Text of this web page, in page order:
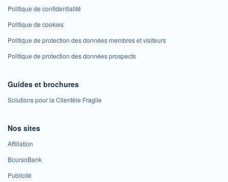
Politique de confidentialité
Politique de cookies
Politique de protection des données membres et visiteurs
Politique de protection des données prospects
Guides et brochures
Solutions pour la Clientèle Fragile
Nos sites
Affiliation
BoursoBank
Publicité